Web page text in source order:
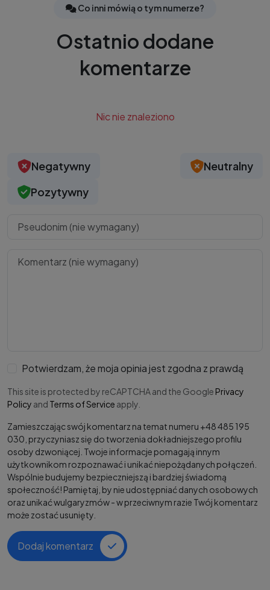
Co inni mówią o tym numerze?
Ostatnio dodane
komentarze
Nic nie znaleziono
Negatywny
Neutralny
Pozytywny
Potwierdzam, że moja opinia jest zgodna z prawdą
This site is protected by reCAPTCHA and the Google Privacy
Policy and Terms of Service apply.
Zamieszczając swój komentarz na temat numeru +48 485 195
030, przyczyniasz się do tworzenia dokładniejszego profilu
osoby dzwoniącej. Twoje informacje pomagają innym
użytkownikom rozpoznawać i unikać niepożądanych połączeń.
Wspólnie budujemy bezpieczniejszą i bardziej świadomą
społeczność! Pamiętaj, by nie udostępniać danych osobowych
oraz unikać wulgaryzmów - w przeciwnym razie Twój komentarz
może zostać usunięty.
Dodaj komentarz